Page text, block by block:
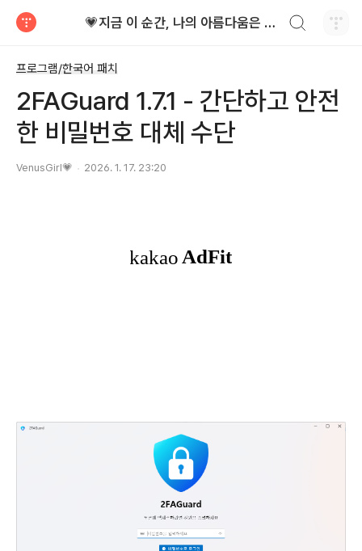
💗지금 이 순간, 나의 아름다움은 가장 빛난다!
프로그램/한국어 패치
2FAGuard 1.7.1 - 간단하고 안전
한 비밀번호 대체 수단
VenusGirl💗 2026. 1. 17. 23:20